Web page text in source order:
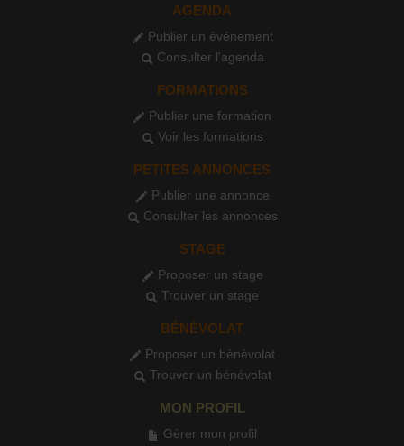
AGENDA
Publier un événement
Consulter l'agenda
FORMATIONS
Publier une formation
Voir les formations
PETITES ANNONCES
Publier une annonce
Consulter les annonces
STAGE
Proposer un stage
Trouver un stage
BÉNÉVOLAT
Proposer un bénévolat
Trouver un bénévolat
MON PROFIL
Gérer mon profil